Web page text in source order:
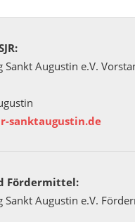
Sankt Augustin e.V.
sanktaugustin.de
Fördermittel:
Sankt Augustin e.V.